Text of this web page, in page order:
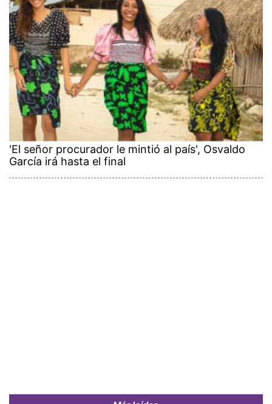
'El señor procurador le mintió al país', Osvaldo
García irá hasta el final